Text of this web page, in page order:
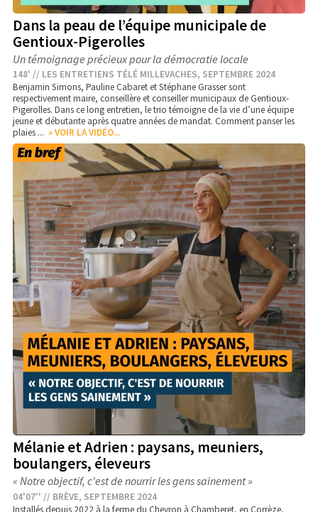
Dans la peau de l’équipe municipale de
Gentioux-Pigerolles
Un témoignage précieux pour la démocratie locale
148' // LES ENTRETIENS TÉLÉ MILLEVACHES, SEPTEMBRE 2024
Benjamin Simons, Pauline Cabaret et Stéphane Grasser sont
respectivement maire, conseillère et conseiller municipaux de Gentioux-
Pigerolles. Dans ce long entretien, le trio témoigne de la vie d’une équipe
jeune et débutante après quatre années de mandat. Comment panser les
plaies ... » VOIR LA VIDÉO...
Mélanie et Adrien : paysans, meuniers,
boulangers, éleveurs
« Notre objectif, c'est de nourrir les gens sainement »
04'07'' // BRÈVE, SEPTEMBRE 2024
Installés depuis 2022 à la ferme du Cheyron à Chamberet, en Corrèze,